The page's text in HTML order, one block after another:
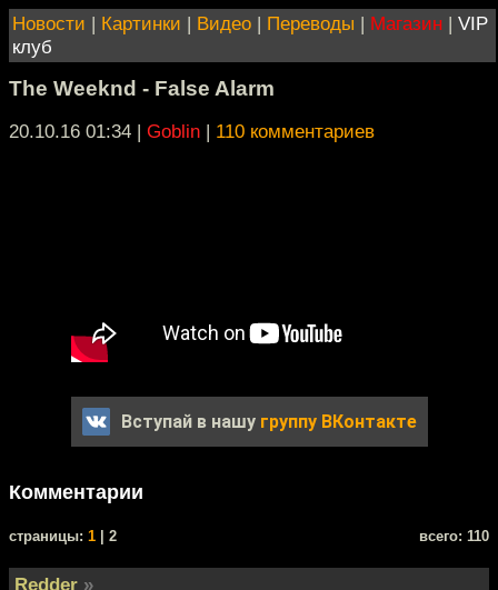
Новости | Картинки | Видео | Переводы | Магазин | VIP
клуб
The Weeknd - False Alarm
20.10.16 01:34 | Goblin | 110 комментариев
Вступай в нашу группу ВКонтакте
Комментарии
cтраницы: 1 | 2 всего: 110
Redder »